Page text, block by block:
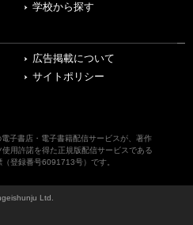
学校から探す
広告掲載について
サイトポリシー
子書店・電子書籍配信サービスが、著作
用許諾を得た正規版配信サービスである
登録番号6091713号）です。
Ltd.